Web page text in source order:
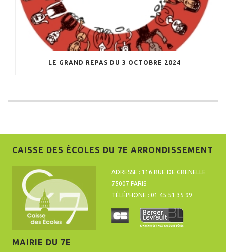
LE GRAND REPAS DU 3 OCTOBRE 2024
CAISSE DES ÉCOLES DU 7E ARRONDISSEMENT
ADRESSE : 116 RUE DE GRENELLE
75007 PARIS
TÉLÉPHONE : 01 45 51 35 99
MAIRIE DU 7E